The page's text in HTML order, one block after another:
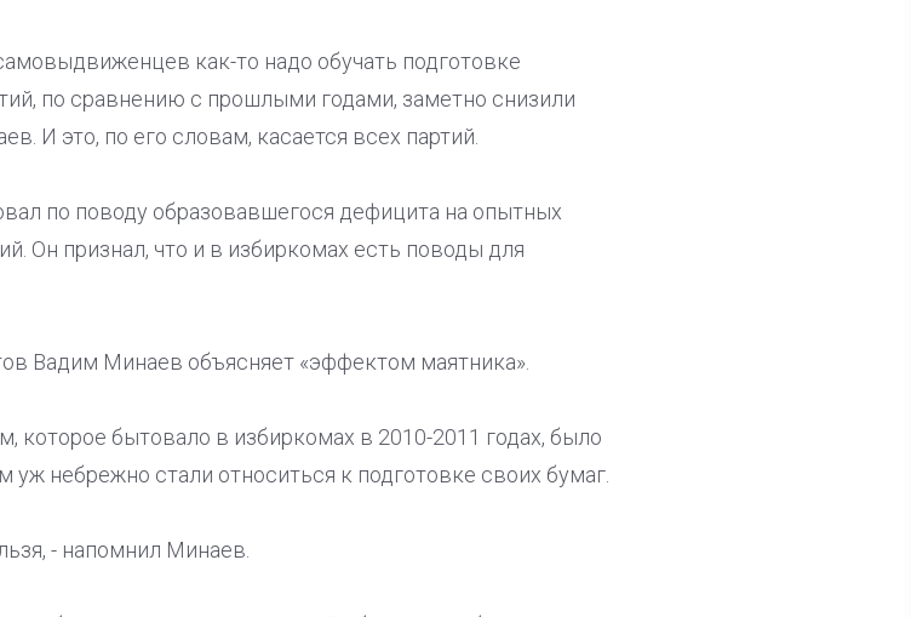
как-то надо обучать подготовке
по сравнению с прошлыми годами, заметно снизили
И это, по его словам, касается всех партий.
по поводу образовавшегося дефицита на опытных
Он признал, что и в избиркомах есть поводы для
Вадим Минаев объясняет «эффектом маятника».
которое бытовало в избиркомах в 2010-2011 годах, было
небрежно стали относиться к подготовке своих бумаг.
- напомнил Минаев.